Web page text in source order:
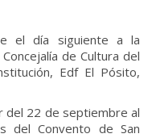
el día siguiente a la
de Cultura del
Edf El Pósito,
del 22 de septiembre al
del Convento de San